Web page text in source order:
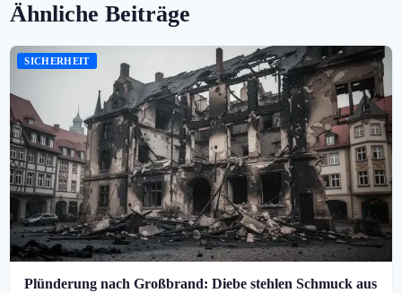
Ähnliche Beiträge
SICHERHEIT
Plünderung nach Großbrand: Diebe stehlen Schmuck aus